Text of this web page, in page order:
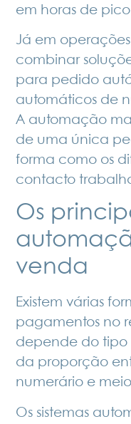
em horas de
Já em
combinar
para pedido
automáticos de
A automação
de uma única
forma como os
contacto
Os
venda
Existem várias
pagamentos no
depende do tipo
da proporção
numerário e
Os sistemas